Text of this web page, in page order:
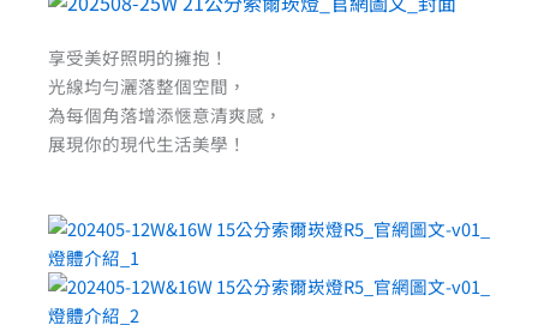
享受美好照明的擁抱！
光線均勻灑落整個空間，
為每個角落增添愜意清爽感，
展現你的現代生活美學！